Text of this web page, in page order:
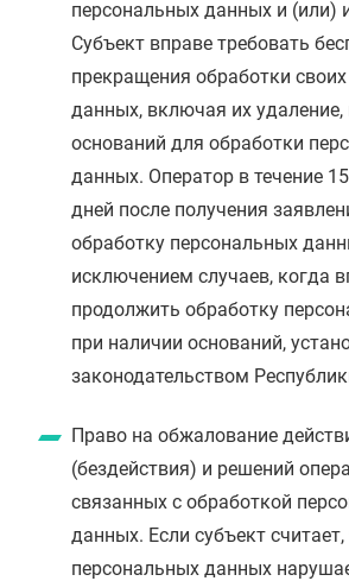
персональных данных и (или)
Субъект вправе требовать
прекращения обработки
данных, включая их удаление,
оснований для обработки
данных. Оператор в течение
дней после получения
обработку персональных
исключением случаев, когда
продолжить обработку
при наличии оснований,
законодательством
Право на обжалование
(бездействия) и решений
связанных с обработкой
данных. Если субъект
персональных данных